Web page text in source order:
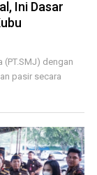
Ini Dasar
(PT.SMJ) dengan
pasir secara